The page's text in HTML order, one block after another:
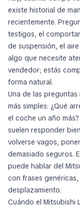
existe historial de
recientemente.
testigos, el
de suspensión, el
algo que necesite
vendedor; estás
forma natural.
Una de las preguntas
más simples: ¿Qué
el coche un año más?
suelen responder
volverse vagos,
demasiado seguros.
puede hablar del
con frases
desplazamiento.
Cuándo el Mitsubishi